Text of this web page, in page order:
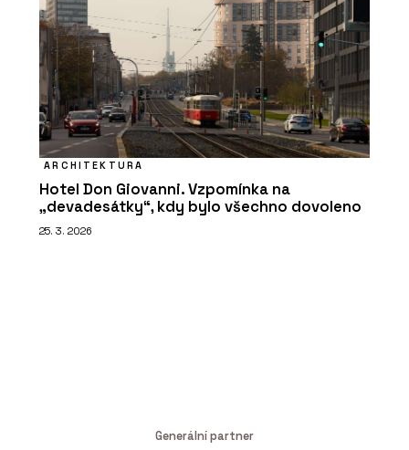
ARCHITEKTURA
Hotel Don Giovanni. Vzpomínka na
„devadesátky“, kdy bylo všechno dovoleno
25. 3. 2026
Generální partner